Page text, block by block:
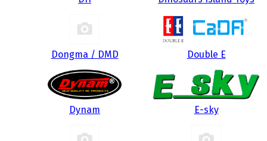
Dongma / DMD Double E
Dynam E-sky